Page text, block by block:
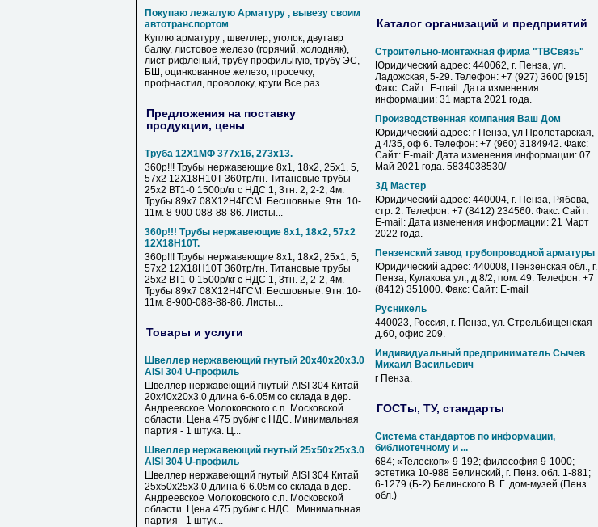
Покупаю лежалую Арматуру , вывезу своим
автотранспортом
Куплю арматуру , швеллер, уголок, двутавр
балку, листовое железо (горячий, холодняк),
лист рифленый, трубу профильную, трубу ЭС,
БШ, оцинкованное железо, просечку,
профнастил, проволоку, круги Все раз...
Предложения на поставку
продукции, цены
Труба 12Х1МФ 377х16, 273х13.
360р!!! Трубы нержавеющие 8х1, 18х2, 25х1, 5,
57х2 12Х18Н10Т 360тр/тн. Титановые трубы
25х2 ВТ1-0 1500р/кг с НДС 1, 3тн. 2, 2-2, 4м.
Трубы 89х7 08Х12Н4ГСМ. Бесшовные. 9тн. 10-
11м. 8-900-088-88-86. Листы...
360р!!! Трубы нержавеющие 8х1, 18х2, 57х2
12Х18Н10Т.
360р!!! Трубы нержавеющие 8х1, 18х2, 25х1, 5,
57х2 12Х18Н10Т 360тр/тн. Титановые трубы
25х2 ВТ1-0 1500р/кг с НДС 1, 3тн. 2, 2-2, 4м.
Трубы 89х7 08Х12Н4ГСМ. Бесшовные. 9тн. 10-
11м. 8-900-088-88-86. Листы...
Товары и услуги
Швеллер нержавеющий гнутый 20х40х20х3.0
AISI 304 U-профиль
Швеллер нержавеющий гнутый AISI 304 Китай
20х40х20х3.0 длина 6-6.05м со склада в дер.
Андреевское Молоковского с.п. Московской
области. Цена 475 руб/кг с НДС. Минимальная
партия - 1 штука. Ц...
Швеллер нержавеющий гнутый 25х50х25х3.0
AISI 304 U-профиль
Швеллер нержавеющий гнутый AISI 304 Китай
25х50х25х3.0 длина 6-6.05м со склада в дер.
Андреевское Молоковского с.п. Московской
области. Цена 475 руб/кг с НДС . Минимальная
партия - 1 штук...
Каталог организаций и предприятий
Строительно-монтажная фирма "ТВСвязь"
Юридический адрес: 440062, г. Пенза, ул.
Ладожская, 5-29. Телефон: +7 (927) 3600 [915]
Факс: Сайт: E-mail: Дата изменения
информации: 31 марта 2021 года.
Производственная компания Ваш Дом
Юридический адрес: г Пенза, ул Пролетарская,
д 4/35, оф 6. Телефон: +7 (960) 3184942. Факс:
Сайт: E-mail: Дата изменения информации: 07
Май 2021 года. 5834038530/
3Д Мастер
Юридический адрес: 440004, г. Пенза, Рябова,
стр. 2. Телефон: +7 (8412) 234560. Факс: Сайт:
E-mail: Дата изменения информации: 21 Март
2022 года.
Пензенский завод трубопроводной арматуры
Юридический адрес: 440008, Пензенская обл., г.
Пенза, Кулакова ул., д 8/2, пом. 49. Телефон: +7
(8412) 351000. Факс: Сайт: E-mail
Русникель
440023, Россия, г. Пенза, ул. Стрельбищенская
д.60, офис 209.
Индивидуальный предприниматель Сычев
Михаил Васильевич
г Пенза.
ГОСТы, ТУ, стандарты
Система стандартов по информации,
библиотечному и ...
684; «Телескоп» 9-192; философия 9-1000;
эстетика 10-988 Белинский, г. Пенз. обл. 1-881;
6-1279 (Б-2) Белинского В. Г. дом-музей (Пенз.
обл.)